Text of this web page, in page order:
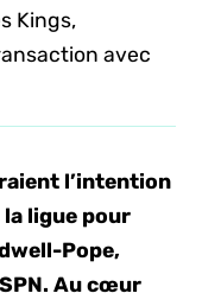
Kings,
avec
l’intention
ligue pour
Pope,
Au cœur